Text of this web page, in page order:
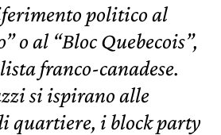
politico al
o al “Bloc Quebecois”,
franco-canadese.
si ispirano alle
quartiere, i block party